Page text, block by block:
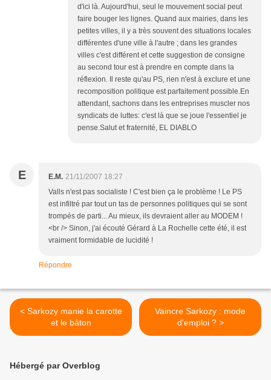
d'ici là. Aujourd'hui, seul le mouvement social peut
faire bouger les lignes. Quand aux mairies, dans les
petites villes, il y a très souvent des situations locales
différentes d'une ville à l'autre ; dans les grandes
villes c'est différent et cette suggestion de consigne
au second tour est à prendre en compte dans la
réflexion. Il reste qu'au PS, rien n'est à exclure et une
recomposition politique est parfaitement possible.En
attendant, sachons dans les entreprises muscler nos
syndicats de luttes: c'est là que se joue l'essentiel je
pense.Salut et fraternité, EL DIABLO
E E.M. 21/11/2007 18:27
Valls n'est pas socialiste ! C'est bien ça le problème ! Le PS
est infiltré par tout un tas de personnes politiques qui se sont
trompés de parti... Au mieux, ils devraient aller au MODEM !
<br /> Sinon, j'ai écouté Gérard à La Rochelle cette été, il est
vraiment formidable de lucidité !
Répondre
< Sarkozy manie la carotte
et le bâton
Vaincre Sarkozy : mode
d'emploi ? >
Hébergé par Overblog